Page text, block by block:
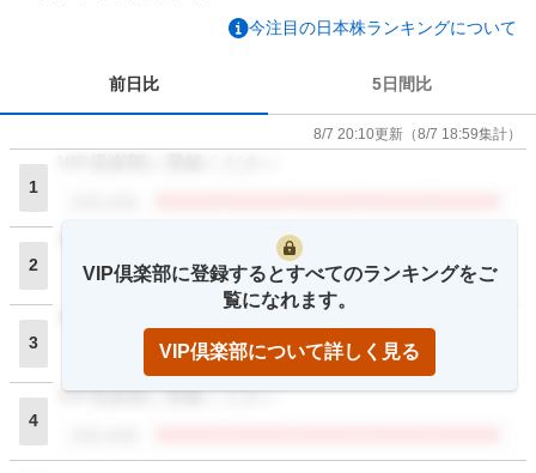
今注目の日本株ランキングについて
前日比 5日間比
8/7 20:10更新 （8/7 18:59集計）
1
2
VIP倶楽部に登録ください
閲覧者数
3
4
VIP倶楽部に登録ください
VIP倶楽部に登録するとすべてのランキングをご
覧になれます。
VIP倶楽部について詳しく見る